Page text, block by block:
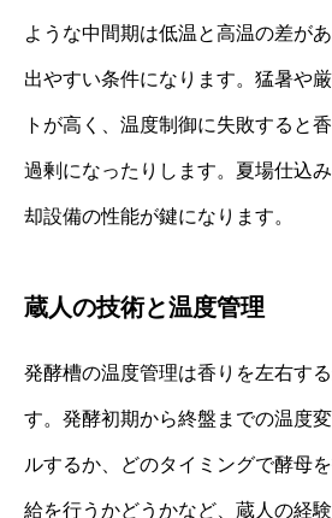
ような中間期は低温と高温の差が
出やすい条件になります。猛暑や
トが高く、温度制御に失敗すると
過剰になったりします。夏場仕込
却設備の性能が鍵になります。
蔵人の技術と温度管理
発酵槽の温度管理は香りを左右す
す。発酵初期から終盤までの温度
ルするか、どのタイミングで酵母
給を行うかどうかなど、蔵人の経